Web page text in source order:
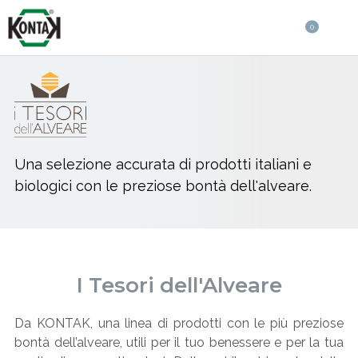
0
Una selezione accurata di prodotti italiani e
biologici con le preziose bontà dell'alveare.
I Tesori dell'Alveare
Da KONTAK, una linea di prodotti con le più preziose
bontà dell’alveare, utili per il tuo benessere e per la tua